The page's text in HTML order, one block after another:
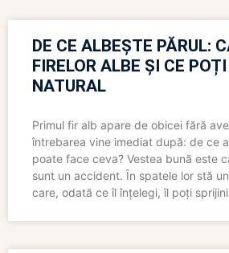
DE CE ALBEȘTE PĂRUL:
FIRELOR ALBE ȘI CE POȚI
NATURAL
Primul fir alb apare de obicei fără
întrebarea vine imediat după: de ce
poate face ceva? Vestea bună este
sunt un accident. În spatele lor stă
care, odată ce îl înțelegi, îl poți